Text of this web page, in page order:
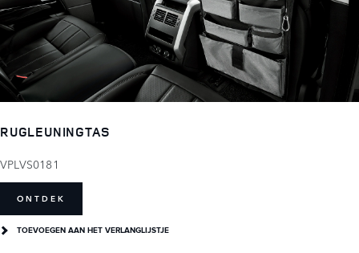
RUGLEUNINGTAS
VPLVS0181
ONTDEK
TOEVOEGEN AAN HET VERLANGLIJSTJE